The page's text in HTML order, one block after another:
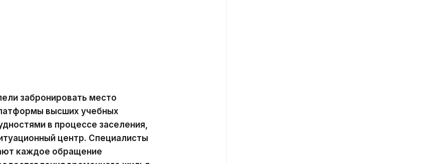
забронировать место
высших учебных
в процессе заселения,
центр. Специалисты
каждое обращение